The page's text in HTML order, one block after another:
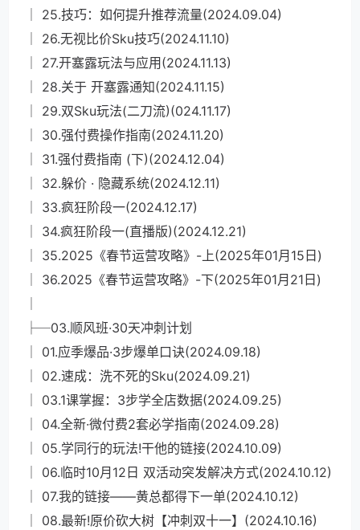
│ 25.技巧：如何提升推荐流量(2024.09.04)
│ 26.无视比价Sku技巧(2024.11.10)
│ 27.开塞露玩法与应用(2024.11.13)
│ 28.关于 开塞露通知(2024.11.15)
│ 29.双Sku玩法(二刀流)(024.11.17)
│ 30.强付费操作指南(2024.11.20)
│ 31.强付费指南 (下)(2024.12.04)
│ 32.躲价 · 隐藏系统(2024.12.11)
│ 33.疯狂阶段一(2024.12.17)
│ 34.疯狂阶段一(直播版)(2024.12.21)
│ 35.2025《春节运营攻略》-上(2025年01月15日)
│ 36.2025《春节运营攻略》-下(2025年01月21日)
├─03.顺风班·30天冲刺计划
│ 01.应季爆品·3步爆单口诀(2024.09.18)
│ 02.速成：洗不死的Sku(2024.09.21)
│ 03.1课掌握：3步学全店数据(2024.09.25)
│ 04.全新·微付费2套必学指南(2024.09.28)
│ 05.学同行的玩法!干他的链接(2024.10.09)
│ 06.临时10月12日 双活动突发解决方式(2024.10.12)
│ 07.我的链接——黄总都得下一单(2024.10.12)
│ 08.最新!原价砍大树【冲刺双十一】(2024.10.16)